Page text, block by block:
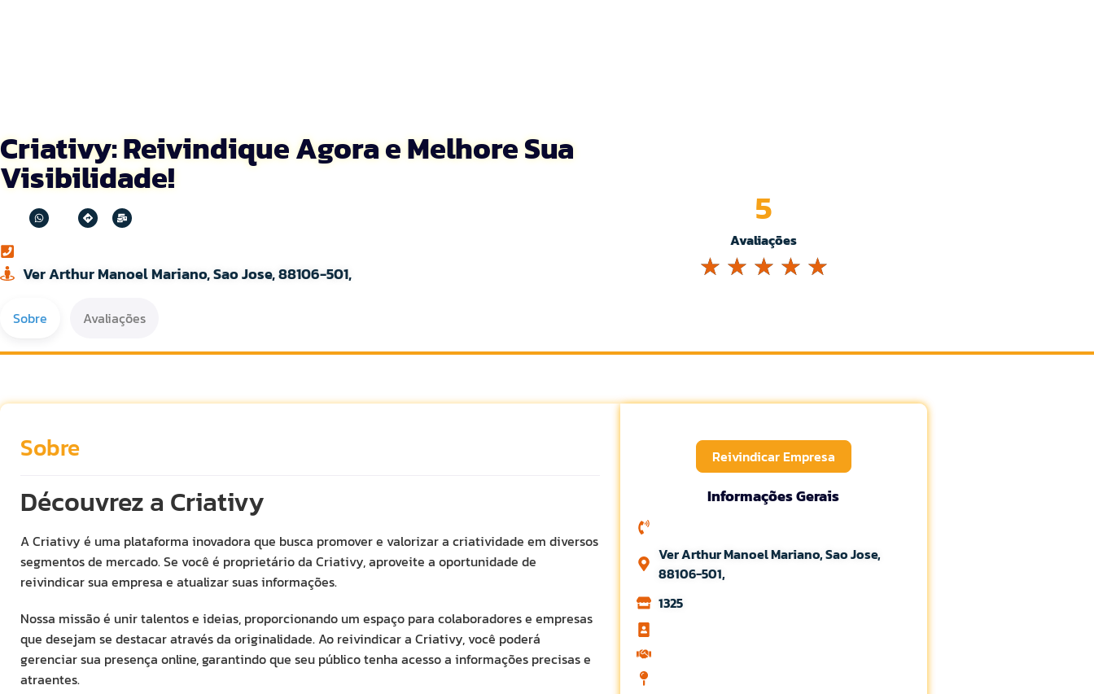
Criativy: Reivindique Agora e Melhore Sua
Visibilidade!
Ver Arthur Manoel Mariano, Sao Jose, 88106-501,
Avaliações
5
☆ ☆ ☆ ☆ ☆
Sobre Avaliações
Sobre
Découvrez a Criativy
A Criativy é uma plataforma inovadora que busca promover e valorizar a criatividade em diversos
segmentos de mercado. Se você é proprietário da Criativy, aproveite a oportunidade de
reivindicar sua empresa e atualizar suas informações.
Nossa missão é unir talentos e ideias, proporcionando um espaço para colaboradores e empresas
que desejam se destacar através da originalidade. Ao reivindicar a Criativy, você poderá
gerenciar sua presença online, garantindo que seu público tenha acesso a informações precisas e
atraentes.
Reivindicar Empresa
Informações Gerais
Ver Arthur Manoel Mariano, Sao Jose,
88106-501,
1325